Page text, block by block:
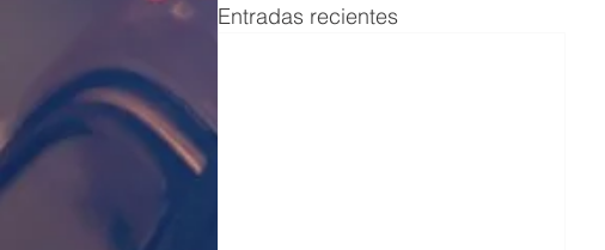
Entradas recientes